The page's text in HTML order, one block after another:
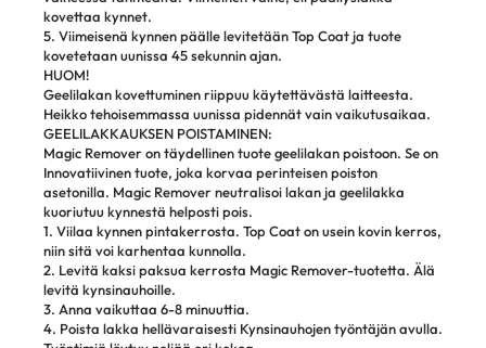
kovettaa kynnet.
5. Viimeisenä kynnen päälle levitetään Top Coat ja tuote
kovetetaan uunissa 45 sekunnin ajan.
HUOM!
Geelilakan kovettuminen riippuu käytettävästä laitteesta.
Heikko tehoisemmassa uunissa pidennät vain vaikutusaikaa.
GEELILAKKAUKSEN POISTAMINEN:
Magic Remover on täydellinen tuote geelilakan poistoon. Se on
Innovatiivinen tuote, joka korvaa perinteisen poiston
asetonilla. Magic Remover neutralisoi lakan ja geelilakka
kuoriutuu kynnestä helposti pois.
1. Viilaa kynnen pintakerrosta. Top Coat on usein kovin kerros,
niin sitä voi karhentaa kunnolla.
2. Levitä kaksi paksua kerrosta Magic Remover-tuotetta. Älä
levitä kynsinauhoille.
3. Anna vaikuttaa 6-8 minuuttia.
4. Poista lakka hellävaraisesti Kynsinauhojen työntäjän avulla.